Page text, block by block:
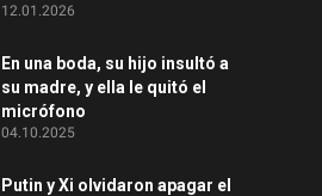
12.01.2026
En una boda, su hijo insultó a
su madre, y ella le quitó el
micrófono
04.10.2025
Putin y Xi olvidaron apagar el